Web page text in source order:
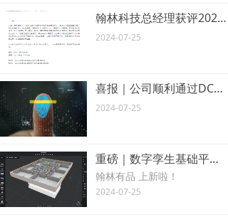
翰林科技总经理获评2023年度山东省软件行业先进工作者称号
2024-07-25
喜报｜公司顺利通过DCMM数据管理能力成熟度二级认证
2024-07-25
重磅｜数字孪生基础平台全新亮相，为翰林科技数字孪生产品矩阵再添新翼！
翰林有品 上新啦！
2024-07-25